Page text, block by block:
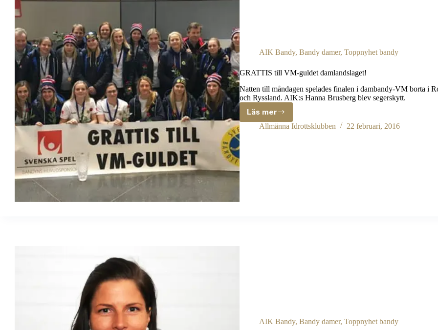
AIK Bandy, Bandy damer, Toppnyhet bandy
GRATTIS till VM-guldet damlandslaget!
Natten till måndagen spelades finalen i dambandy-VM borta i
och Ryssland. AIK:s Hanna Brusberg blev segerskytt.
Läs merGRATTIS
till
Allmänna Idrottsklubben 22 februari, 2016
AIK Bandy, Bandy damer, Toppnyhet bandy